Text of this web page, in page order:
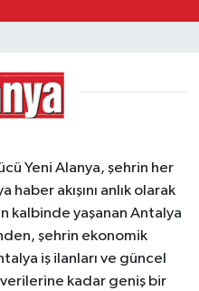
Yeni Alanya, şehrin her
haber akışını anlık olarak
kalbinde yaşanan Antalya
şehrin ekonomik
iş ilanları ve güncel
kadar geniş bir